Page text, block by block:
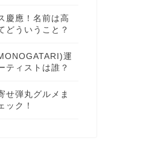
慶應！名前は高
どういうこと？
運
ティストは誰？
せ弾丸グルメま
ック！